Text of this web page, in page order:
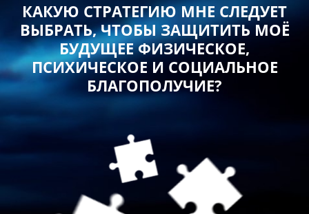
КАКУЮ СТРАТЕГИЮ МНЕ СЛЕДУЕТ
ВЫБРАТЬ,ЧТОБЫ ЗАЩИТИТЬ МОЁ
БУДУЩЕЕ ФИЗИЧЕСКОЕ,
ПСИХИЧЕСКОЕ И СОЦИАЛЬНОЕ
БЛАГОПОЛУЧИЕ?